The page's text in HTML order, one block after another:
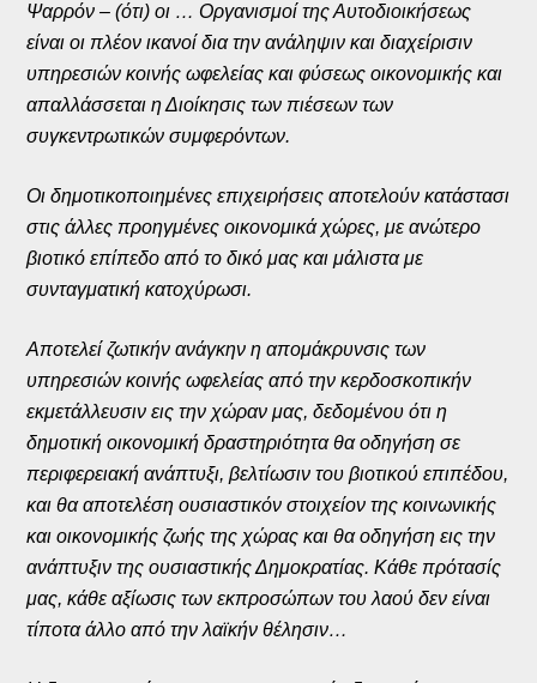
Ψαρρόν – (ότι) οι … Οργανισμοί της Αυτοδιοικήσεως
είναι οι πλέον ικανοί δια την ανάληψιν και διαχείρισιν
υπηρεσιών κοινής ωφελείας και φύσεως οικονομικής και
απαλλάσσεται η Διοίκησις των πιέσεων των
συγκεντρωτικών συμφερόντων.
Οι δημοτικοποιημένες επιχειρήσεις αποτελούν κατάστασι
στις άλλες προηγμένες οικονομικά χώρες, με ανώτερο
βιοτικό επίπεδο από το δικό μας και μάλιστα με
συνταγματική κατοχύρωσι.
Αποτελεί ζωτικήν ανάγκην η απομάκρυνσις των
υπηρεσιών κοινής ωφελείας από την κερδοσκοπικήν
εκμετάλλευσιν εις την χώραν μας, δεδομένου ότι η
δημοτική οικονομική δραστηριότητα θα οδηγήση σε
περιφερειακή ανάπτυξι, βελτίωσιν του βιοτικού επιπέδου,
και θα αποτελέση ουσιαστικόν στοιχείον της κοινωνικής
και οικονομικής ζωής της χώρας και θα οδηγήση εις την
ανάπτυξιν της ουσιαστικής Δημοκρατίας. Κάθε πρότασίς
μας, κάθε αξίωσις των εκπροσώπων του λαού δεν είναι
τίποτα άλλο από την λαϊκήν θέλησιν…